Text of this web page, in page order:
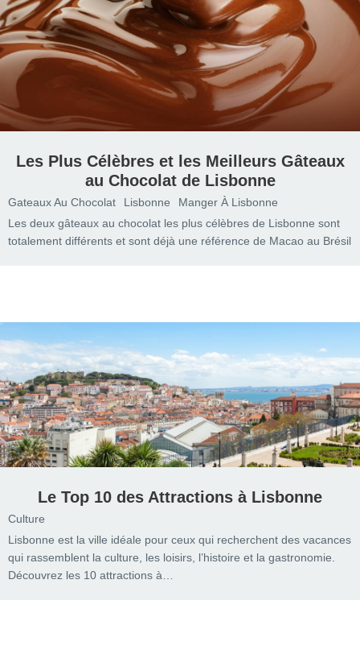
Les Plus Célèbres et les Meilleurs Gâteaux
au Chocolat de Lisbonne
Gateaux Au Chocolat Lisbonne
Manger À Lisbonne
Les deux gâteaux au chocolat les plus célèbres de Lisbonne sont
totalement différents et sont déjà une référence de Macao au Brésil
Le Top 10 des Attractions à Lisbonne
Culture
Lisbonne est la ville idéale pour ceux qui recherchent des vacances
qui rassemblent la culture, les loisirs, l’histoire et la gastronomie.
Découvrez les 10 attractions à…